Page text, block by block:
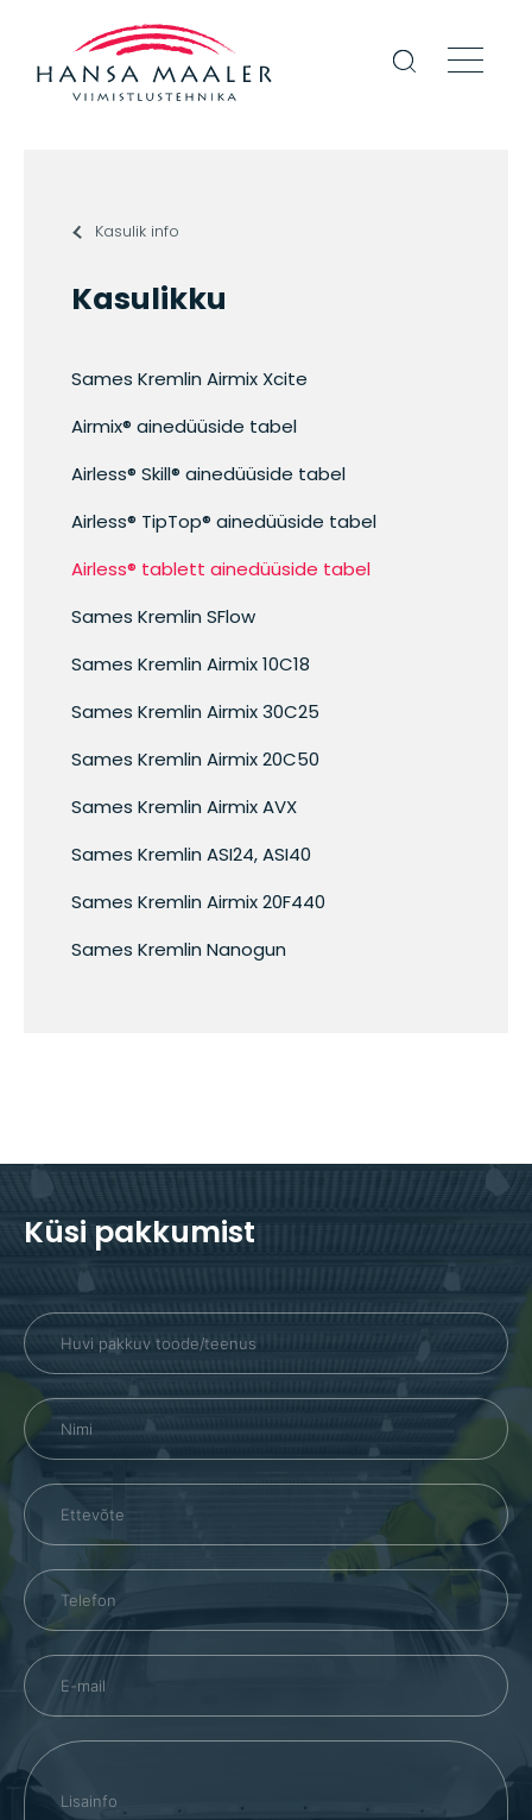
Kasulik info
Kasulikku
Sames Kremlin Airmix Xcite
Airmix® ainedüüside tabel
Airless® Skill® ainedüüside tabel
Airless® TipTop® ainedüüside tabel
Airless® tablett ainedüüside tabel
Sames Kremlin SFlow
Sames Kremlin Airmix 10C18
Sames Kremlin Airmix 30C25
Sames Kremlin Airmix 20C50
Sames Kremlin Airmix AVX
Sames Kremlin ASI24, ASI40
Sames Kremlin Airmix 20F440
Sames Kremlin Nanogun
Küsi pakkumist